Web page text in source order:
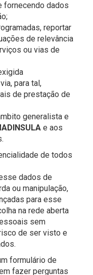
fornecendo dados
reportar
de relevância
ou vias de
para tal,
de prestação de
generalista e
e aos
de todos
dados de
ou manipulação,
para esse
na rede aberta
sem
de ser visto e
formulário de
fazer perguntas